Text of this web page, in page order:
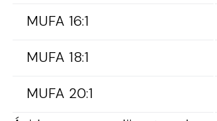
MUFA 16:1
MUFA 18:1
MUFA 20:1